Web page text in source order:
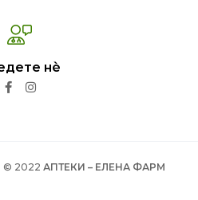
нѐ
© 2022 АПТЕКИ – ЕЛЕНА ФАРМ